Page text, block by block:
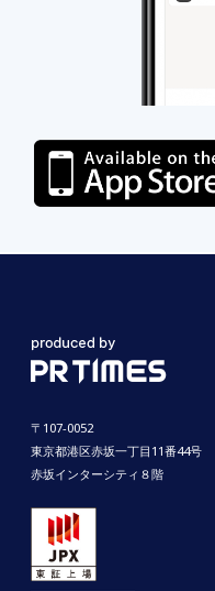
〒107-0052
東京都港区赤坂一丁目11番44号
赤坂インターシティ８階